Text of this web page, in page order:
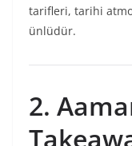
tarifleri, tarihi
ünlüdür.
2.